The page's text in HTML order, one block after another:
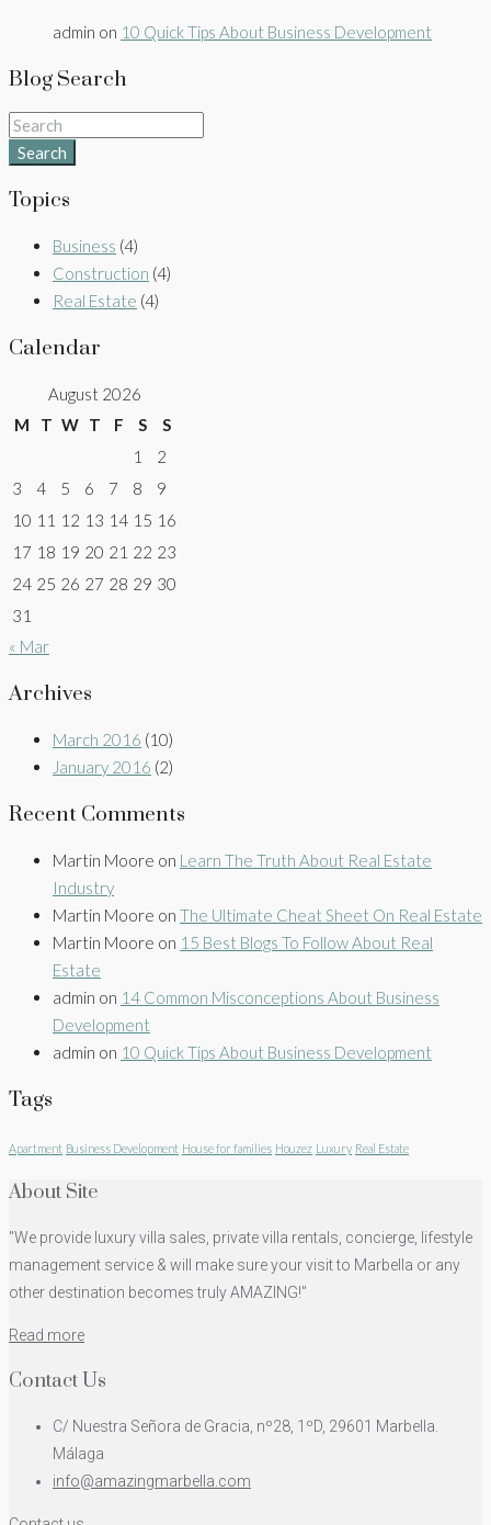
admin on 10 Quick Tips About Business Development
Blog Search
Search
Topics
Business (4)
Construction (4)
Real Estate (4)
Calendar
August 2026
M
T W T F S
S
1
2
3
4 5 6 7 8
9
10 11 12 13 14 15 16
17 18 19 20 21 22 23
24 25 26 27 28 29 30
31
« Mar
Archives
March 2016 (10)
January 2016 (2)
Recent Comments
Martin Moore on Learn The Truth About Real Estate
Industry
Martin Moore on The Ultimate Cheat Sheet On Real Estate
Martin Moore on 15 Best Blogs To Follow About Real
Estate
admin on 14 Common Misconceptions About Business
Development
admin on 10 Quick Tips About Business Development
Tags
Apartment Business Development House for families Houzez Luxury Real Estate
About Site
"We provide luxury villa sales, private villa rentals, concierge, lifestyle
management service & will make sure your visit to Marbella or any
other destination becomes truly AMAZING!"
Read more
Contact Us
C/ Nuestra Señora de Gracia, nº28, 1ºD, 29601 Marbella.
Málaga
info@amazingmarbella.com